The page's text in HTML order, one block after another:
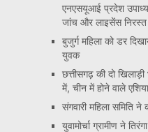
एनएसयूआई प्रदेश
जांच और लाइसेंस निरस्त
बुजुर्ग महिला को डर
युवक
छत्तीसगढ़ की दो खिलाड़ी
में, चीन में होने वाले
संगवारी महिला समिति
युवामोर्चा ग्रामीण ने